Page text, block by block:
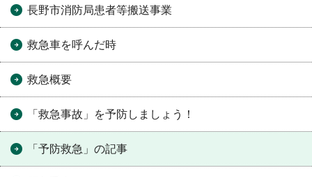
長野市消防局患者等搬送事業
救急車を呼んだ時
救急概要
「救急事故」を予防しましょう！
「予防救急」の記事